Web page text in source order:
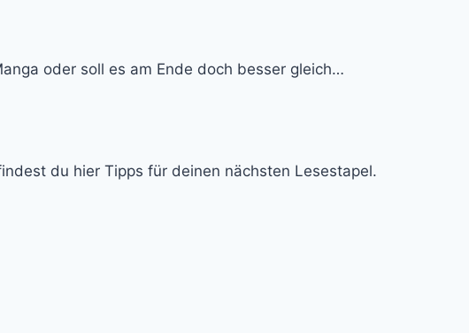
oder soll es am Ende doch besser gleich…
du hier Tipps für deinen nächsten Lesestapel.